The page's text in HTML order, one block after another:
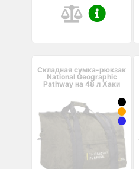
Складная сумка-рюкзак
National Geographic
Pathway на 48 л Хаки